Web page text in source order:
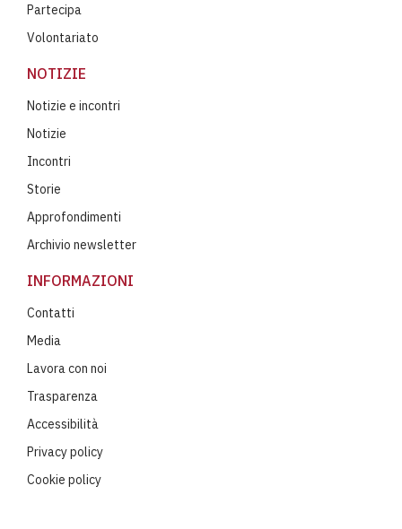
Partecipa
Volontariato
NOTIZIE
Notizie e incontri
Notizie
Incontri
Storie
Approfondimenti
Archivio newsletter
INFORMAZIONI
Contatti
Media
Lavora con noi
Trasparenza
Accessibilità
Privacy policy
Cookie policy